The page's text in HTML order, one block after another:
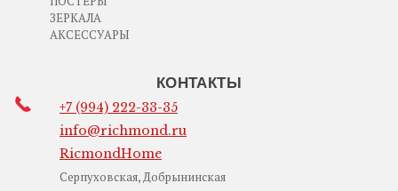
ЗЕРКАЛА
АКСЕССУАРЫ
КОНТАКТЫ
+7 (994) 222-33-35
info@richmond.ru
RicmondHome
Серпуховская, Добрынинская